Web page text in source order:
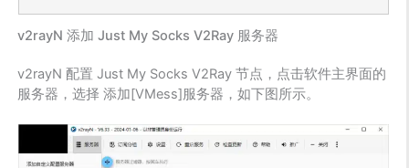
v2rayN 添加 Just My Socks V2Ray 服务器
v2rayN 配置 Just My Socks V2Ray 节点，点击软件主界面的
服务器，选择 添加[VMess]服务器，如下图所示。